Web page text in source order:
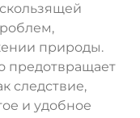
природы.
предотвращает
следствие,
и удобное